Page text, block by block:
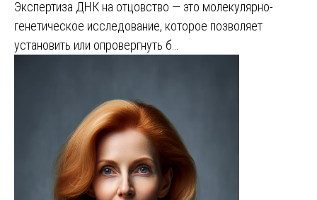
Экспертиза ДНК на отцовство — это молекулярно-
генетическое исследование, которое позволяет
установить или опровергнуть б…